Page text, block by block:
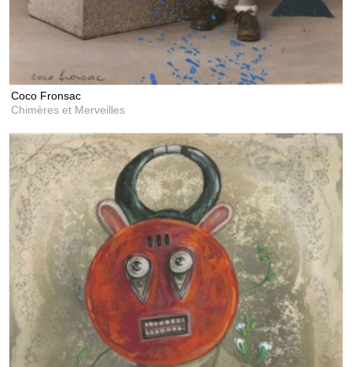
Coco Fronsac
Chimères et Merveilles